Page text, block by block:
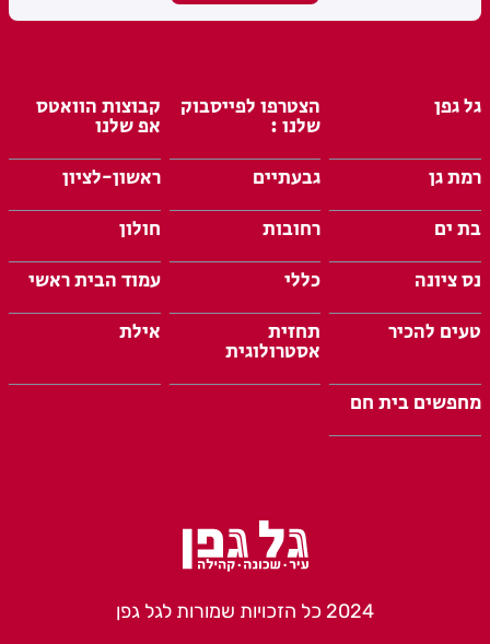
גל גפן הצטרפו לפייסבוק
שלנו :
קבוצות הוואטס
אפ שלנו
רמת גן
גבעתיים
ראשון-לציון
בת ים
רחובות
חולון
נס ציונה
כללי
עמוד הבית ראשי
טעים להכיר
תחזית
אסטרולוגית
אילת
מחפשים בית חם
2024 כל הזכויות שמורות לגל גפן